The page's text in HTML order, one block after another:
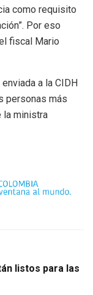
como requisito
Por eso
fiscal Mario
a la CIDH
personas más
la ministra
listos para las